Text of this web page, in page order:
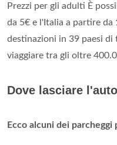
Prezzi per gli adulti È
da 5€ e l'Italia a partire da
destinazioni in 39 paesi di
viaggiare tra gli oltre
Dove lasciare
Ecco alcuni dei parcheggi